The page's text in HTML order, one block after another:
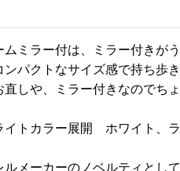
ミラー付は、ミラー付きが
パクトなサイズ感で持ち歩
直しや、ミラー付きなのでち
イトカラー展開 ホワイト、
メーカーのノベルティとし